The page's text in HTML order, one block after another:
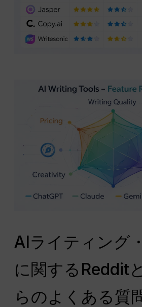
AIライティング
に関するReddit
らのよくある質